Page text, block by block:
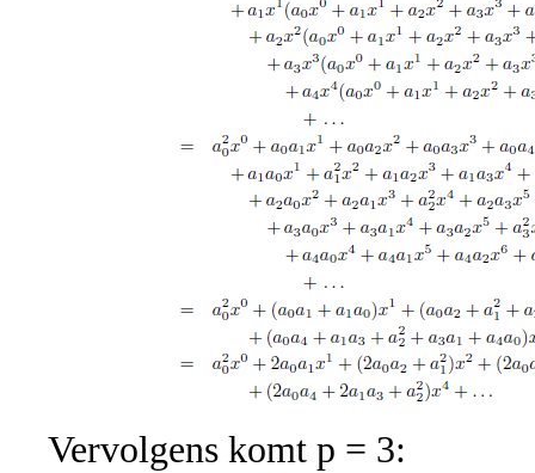
Vervolgens komt p = 3: